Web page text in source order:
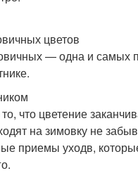
цветов
— одна и самых
что цветение
на зимовку не
приемы уходв,